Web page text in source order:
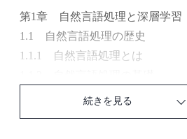
第1章 自然言語処理と深層学習
1.1 自然言語処理の歴史
1.1.1 自然言語処理とは
1.2 深層学習とは
続きを見る